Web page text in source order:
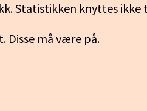
Statistikken knyttes
Disse må være på.